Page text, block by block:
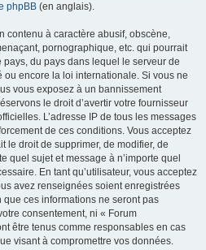
phpBB (en anglais).
contenu à caractère abusif, obscène,
pornographique, etc. qui pourrait
du pays dans lequel le serveur de
ou encore la loi internationale. Si vous ne
vous exposez à un bannissement
le droit d’avertir votre fournisseur
L’adresse IP de tous les messages
de ces conditions. Vous acceptez
le droit de supprimer, de modifier, de
quel sujet et message à n’importe quel
En tant qu’utilisateur, vous acceptez
avez renseignées soient enregistrées
ces informations ne seront pas
consentement, ni « Forum
être tenus comme responsables en cas
visant à compromettre vos données.